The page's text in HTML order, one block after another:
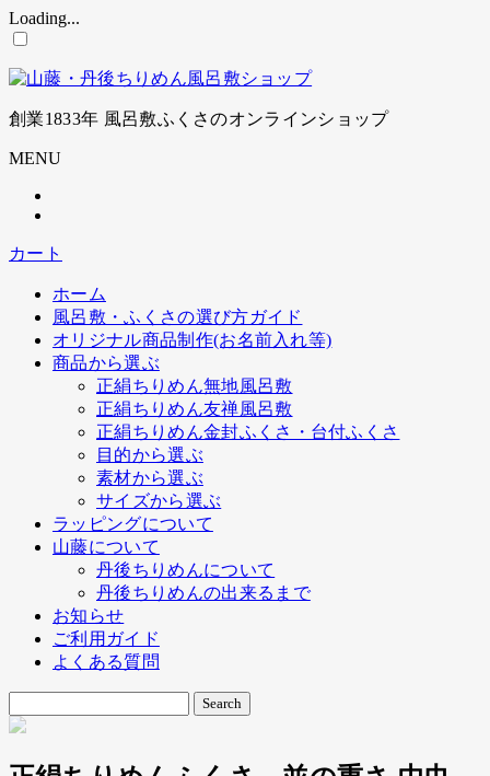
Loading...
コ
テ
ン
ツ
に
プ
創業1833年 風呂敷ふくさのオンラインショップ
MENU
カート
ホーム
風呂敷・ふくさの選び方ガイド
オリジナル商品制作(お名前入れ等)
商品から選ぶ
正絹ちりめん無地風呂敷
正絹ちりめん友禅風呂敷
正絹ちりめん金封ふくさ・台付ふくさ
目的から選ぶ
素材から選ぶ
サイズから選ぶ
ラッピングについて
山藤について
丹後ちりめんについて
丹後ちりめんの出来るまで
お知らせ
ご利用ガイド
よくある質問